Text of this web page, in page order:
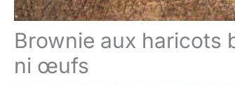
Brownie aux haricots
ni œufs